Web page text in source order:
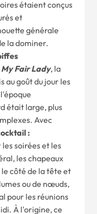
étaient conçus
et
générale
la dominer.
My Fair Lady, la
au goût du jour les
était large, plus
Avec
:
soirées et les
les chapeaux
côté de la tête et
ou de nœuds,
pour les réunions
À l'origine, ce